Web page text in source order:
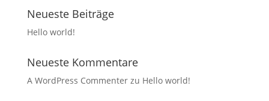
Neueste Beiträge
Hello world!
Neueste Kommentare
A WordPress Commenterzu Hello world!